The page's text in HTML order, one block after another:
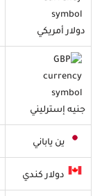
دولار أمريكي
جنيه إسترليني
ين ياباني
دولار كندي